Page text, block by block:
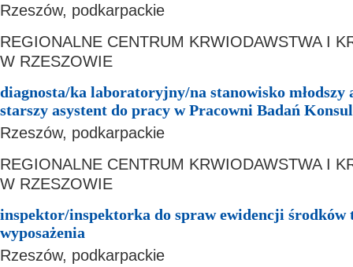
Rzeszów, podkarpackie
REGIONALNE CENTRUM KRWIODAWSTWA I
W RZESZOWIE
diagnosta/ka laboratoryjny/na stanowisko młodszy
starszy asystent do pracy w Pracowni Badań
Rzeszów, podkarpackie
REGIONALNE CENTRUM KRWIODAWSTWA I
W RZESZOWIE
inspektor/inspektorka do spraw ewidencji środków
wyposażenia
Rzeszów, podkarpackie